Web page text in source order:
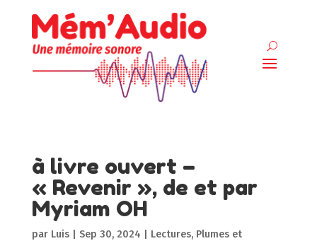
à livre ouvert –
« Revenir », de et par
Myriam OH
par Luis| Sep 30, 2024 Lectures, Plumes et